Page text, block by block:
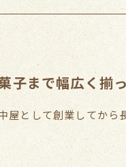
子まで幅広く揃
屋として創業してか